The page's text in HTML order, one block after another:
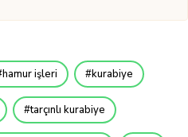
hamur işleri kurabiye
tarçınlı kurabiye